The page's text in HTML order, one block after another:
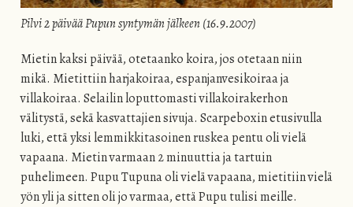
Pilvi 2 päivää Pupun syntymän jälkeen (16.9.2007)
Mietin kaksi päivää, otetaanko koira, jos otetaan niin
mikä. Mietittiin harjakoiraa, espanjanvesikoiraa ja
villakoiraa. Selailin loputtomasti villakoirakerhon
välitystä, sekä kasvattajien sivuja. Scarpeboxin etusivulla
luki, että yksi lemmikkitasoinen ruskea pentu oli vielä
vapaana. Mietin varmaan 2 minuuttia ja tartuin
puhelimeen. Pupu Tupuna oli vielä vapaana, mietitiin vielä
yön yli ja sitten oli jo varmaa, että Pupu tulisi meille.